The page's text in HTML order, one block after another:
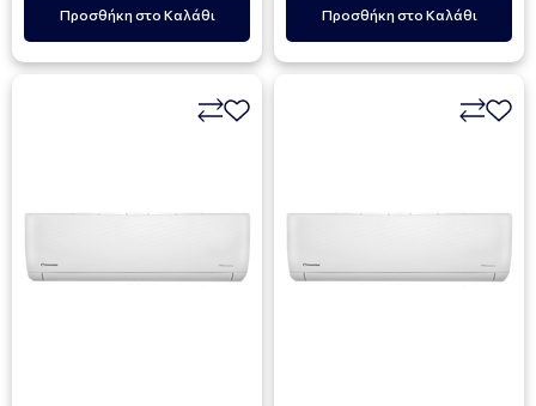
Προσθήκη στο Καλάθι Προσθήκη στο Καλάθι